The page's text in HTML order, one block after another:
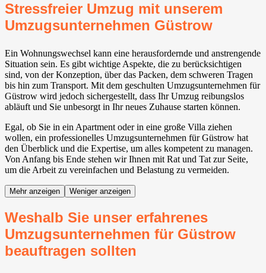
Stressfreier Umzug mit unserem
Umzugsunternehmen Güstrow
Ein Wohnungswechsel kann eine herausfordernde und anstrengende
Situation sein. Es gibt wichtige Aspekte, die zu berücksichtigen
sind, von der Konzeption, über das Packen, dem schweren Tragen
bis hin zum Transport. Mit dem geschulten Umzugsunternehmen für
Güstrow wird jedoch sichergestellt, dass Ihr Umzug reibungslos
abläuft und Sie unbesorgt in Ihr neues Zuhause starten können.
Egal, ob Sie in ein Apartment oder in eine große Villa ziehen
wollen, ein professionelles Umzugsunternehmen für Güstrow hat
den Überblick und die Expertise, um alles kompetent zu managen.
Von Anfang bis Ende stehen wir Ihnen mit Rat und Tat zur Seite,
um die Arbeit zu vereinfachen und Belastung zu vermeiden.
Mehr anzeigen Weniger anzeigen
Weshalb Sie unser erfahrenes
Umzugsunternehmen für Güstrow
beauftragen sollten